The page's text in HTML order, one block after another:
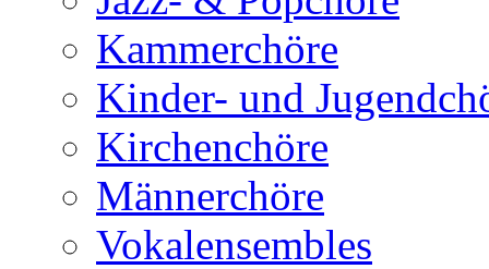
Kammerchöre
Kinder- und
Kirchenchöre
Männerchöre
Vokalensembles